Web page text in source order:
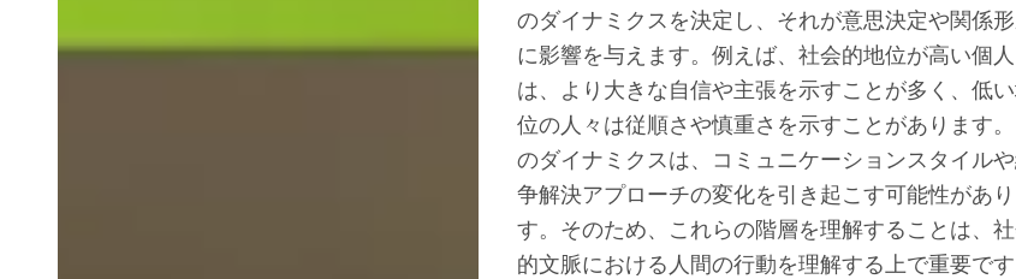
のダイナミクスを決定し、それが意思決定や関係
に影響を与えます。例えば、社会的地位が高い個人
は、より大きな自信や主張を示すことが多く、低
位の人々は従順さや慎重さを示すことがあります
のダイナミクスは、コミュニケーションスタイル
争解決アプローチの変化を引き起こす可能性があり
す。そのため、これらの階層を理解することは、
的文脈における人間の行動を理解する上で重要です